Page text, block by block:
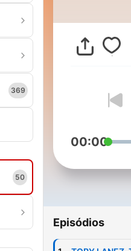
369
50
00:00
Episódios